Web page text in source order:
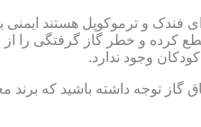
فندک و ترموکوپل هستند
و خطر گاز گرفتگی را از
وجود ندارد.
توجه داشته باشید که برند